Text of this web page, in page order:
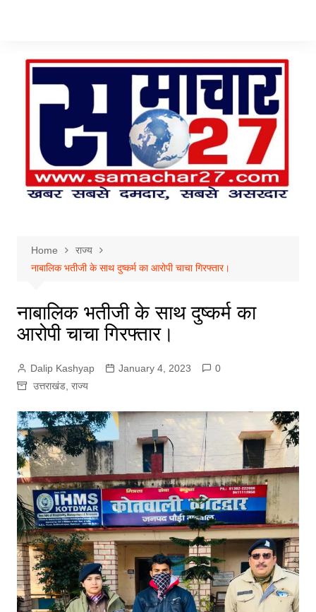
Home
राज्य
नाबालिक भतीजी के साथ दुष्कर्म का आरोपी चाचा गिरफ्तार।
नाबालिक भतीजी के साथ दुष्कर्म का
आरोपी चाचा गिरफ्तार।
Dalip Kashyap January 4, 2023
0
उत्तराखंड, राज्य